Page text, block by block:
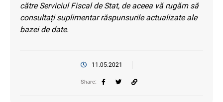
către Serviciul Fiscal de Stat, de aceea vă rugăm să
consultați suplimentar răspunsurile actualizate ale
bazei de date.
11.05.2021
Share: